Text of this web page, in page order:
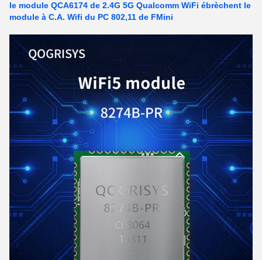
le module QCA6174 de 2.4G 5G Qualcomm WiFi ébrèchent le
module à C.A. Wifi du PC 802,11 de FMini